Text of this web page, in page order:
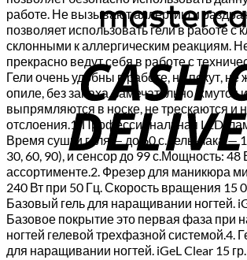
работе. Не вызывают аллергию и
позволяет использовать гели в работе с
склонными к аллергическим реакциям.
прекрасно ведут себя в работе с
Гели очень удобны в работе, не пекут, не
опиле, без запаха, замечательно жмутся
выпрямляются в носке, не трескаются и
отслоения.1. Профессиональная LED-
Время сушки геля — до 60 с. гель-лака —
30, 60, 90), и сенсор до 99 с.Мощность: 48
ассортименте.2. Фрезер для маникюра
240 Вт при 50 Гц. Скорость вращения 15
Базовый гель для наращивании ногтей.
Базовое покрытие это первая фаза при
ногтей гелевой трехфазной системой.4.
для наращивании ногтей. iGeL Clear 15